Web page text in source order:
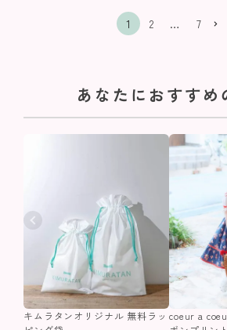
1 2 … 7
あなたにおすすめ
キムラタンオリジナル 無料ラッ coeur a